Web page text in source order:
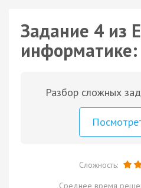
Задание 4 из
информатике:
Разбор сложных
Сложность:
Среднее время